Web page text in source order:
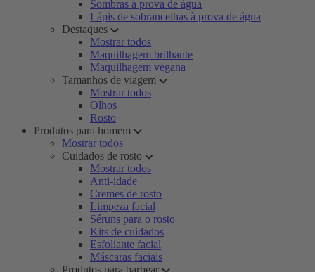
Sombras à prova de água
Lápis de sobrancelhas à prova de água
Destaques
Mostrar todos
Maquilhagem brilhante
Maquilhagem vegana
Tamanhos de viagem
Mostrar todos
Olhos
Rosto
Produtos para homem
Mostrar todos
Cuidados de rosto
Mostrar todos
Anti-idade
Cremes de rosto
Limpeza facial
Séruns para o rosto
Kits de cuidados
Esfoliante facial
Máscaras faciais
Produtos para barbear